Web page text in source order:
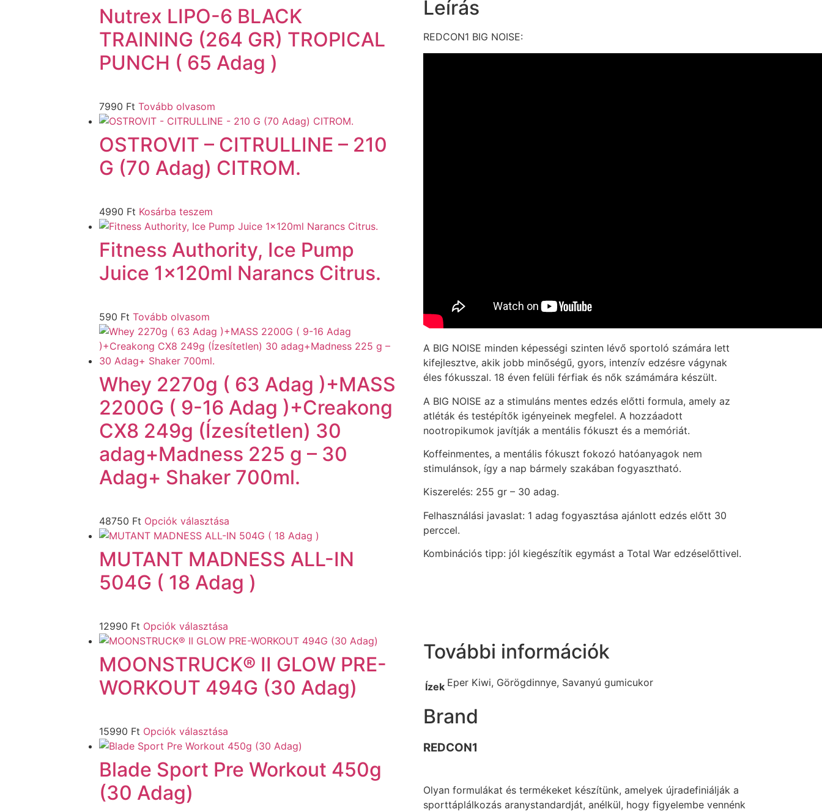
Nutrex LIPO-6 BLACK
TRAINING (264 GR) TROPICAL
PUNCH ( 65 Adag )
7990 Ft Tovább olvasom
OSTROVIT – CITRULLINE – 210
G (70 Adag) CITROM.
4990 Ft Kosárba teszem
Fitness Authority, Ice Pump
Juice 1x120ml Narancs Citrus.
590 Ft Tovább olvasom
Whey 2270g ( 63 Adag )+MASS
2200G ( 9-16 Adag )+Creakong
CX8 249g (Ízesítetlen) 30
adag+Madness 225 g – 30
Adag+ Shaker 700ml.
48750 Ft Opciók választása
MUTANT MADNESS ALL-IN
504G ( 18 Adag )
12990 Ft Opciók választása
MOONSTRUCK® II GLOW PRE-
WORKOUT 494G (30 Adag)
15990 Ft Opciók választása
Blade Sport Pre Workout 450g
(30 Adag)
Leírás
REDCON1 BIG NOISE:
A BIG NOISE minden képességi szinten lévő sportoló számára lett
kifejlesztve, akik jobb minőségű, gyors, intenzív edzésre vágynak
éles fókusszal. 18 éven felüli férfiak és nők számámára készült.
A BIG NOISE az a stimuláns mentes edzés előtti formula, amely az
atléták és testépítők igényeinek megfelel. A hozzáadott
nootropikumok javítják a mentális fókuszt és a memóriát.
Koffeinmentes, a mentális fókuszt fokozó hatóanyagok nem
stimulánsok, így a nap bármely szakában fogyasztható.
Kiszerelés: 255 gr – 30 adag.
Felhasználási javaslat: 1 adag fogyasztása ajánlott edzés előtt 30
perccel.
Kombinációs tipp: jól kiegészítik egymást a Total War edzéselőttivel.
További információk
Ízek Eper Kiwi, Görögdinnye, Savanyú gumicukor
Brand
REDCON1
Olyan formulákat és termékeket készítünk, amelyek újradefiniálják a
sporttáplálkozás aranystandardját, anélkül, hogy figyelembe vennénk